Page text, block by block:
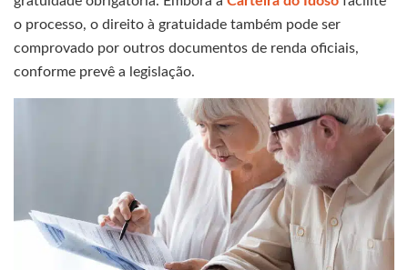
o processo, o direito à gratuidade também pode ser
comprovado por outros documentos de renda oficiais,
conforme prevê a legislação.